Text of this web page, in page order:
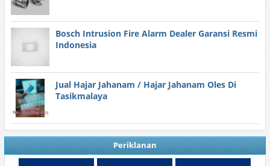
Bosch Intrusion Fire Alarm Dealer Garansi Resmi
Indonesia
Jual Hajar Jahanam / Hajar Jahanam Oles Di
Tasikmalaya
Periklanan